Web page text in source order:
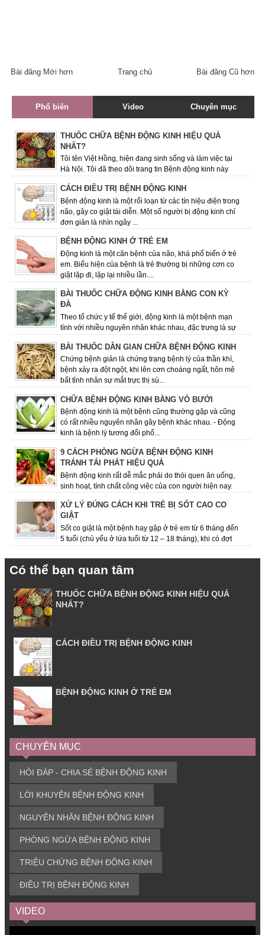
Bài đăng Mới hơn Bài đăng Cũ hơn
Trang chủ
Phổ biến Video Chuyên mục
THUỐC CHỮA BỆNH ĐỘNG KINH HIỆU QUẢ
NHẤT?
Tôi tên Việt Hồng, hiện đang sinh sống và làm việc tại
Hà Nội. Tôi đã theo dõi trang tin Bệnh động kinh này
CÁCH ĐIỀU TRỊ BỆNH ĐỘNG KINH
Bệnh động kinh là một rối loạn từ các tín hiệu điện trong
não, gây co giật tái diễn. Một số người bị động kinh chỉ
đơn giản là nhìn ngây ...
BỆNH ĐỘNG KINH Ở TRẺ EM
Động kinh là một căn bệnh của não, khá phổ biến ở trẻ
em. Biểu hiện của bệnh là trẻ thường bị những cơn co
giật lặp đi, lặp lại nhiều lần....
BÀI THUỐC CHỮA ĐỘNG KINH BẰNG CON KỲ
ĐÀ
Theo tổ chức y tế thế giới, động kinh là một bệnh mạn
tính với nhiều nguyên nhân khác nhau­­­­­, đặc trưng là sự
BÀI THUỐC DÂN GIAN CHỮA BỆNH ĐỘNG KINH
Chứng bệnh giản là chứng trạng bệnh lý của thần khí,
bệnh xảy ra đột ngột, khi lên cơn choáng ngất, hôn mê
bất tỉnh nhân sự mắt trực thị sù...
CHỮA BỆNH ĐỘNG KINH BẰNG VỎ BƯỞI
Bệnh động kinh là một bệnh cũng thường gặp và cũng
có rất nhiều nguyên nhân gây bệnh khác nhau. - Động
kinh là bệnh lý tương đối phổ...
9 CÁCH PHÒNG NGỪA BỆNH ĐỘNG KINH
TRÁNH TÁI PHÁT HIỆU QUẢ
Bệnh động kinh rất dễ mắc phải do thói quen ăn uống,
sinh hoạt, tính chất công việc của con người hiện nay.
XỬ LÝ ĐÚNG CÁCH KHI TRẺ BỊ SỐT CAO CO
GIẬT
Sốt co giật là một bệnh hay gặp ở trẻ em từ 6 tháng đến
5 tuổi (chủ yếu ở lứa tuổi từ 12 – 18 tháng), khi có đợt
Có thể bạn quan tâm
THUỐC CHỮA BỆNH ĐỘNG KINH HIỆU QUẢ
NHẤT?
CÁCH ĐIỀU TRỊ BỆNH ĐỘNG KINH
BỆNH ĐỘNG KINH Ở TRẺ EM
CHUYÊN MỤC
HỎI ĐÁP - CHIA SẺ BỆNH ĐỘNG KINH
LỜI KHUYÊN BỆNH ĐỘNG KINH
NGUYÊN NHÂN BỆNH ĐỘNG KINH
PHÒNG NGỪA BỆNH ĐỘNG KINH
TRIỆU CHỨNG BỆNH ĐỘNG KINH
ĐIỀU TRỊ BỆNH ĐỘNG KINH
VIDEO